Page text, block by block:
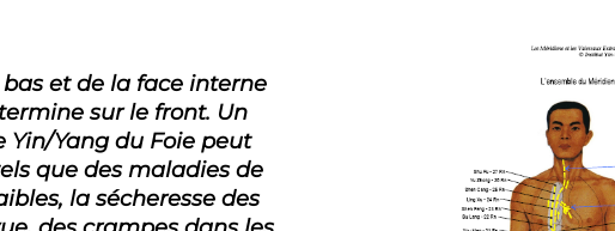
et de la face interne
sur le front. Un
Yin/Yang du Foie peut
que des maladies de
la sécheresse des